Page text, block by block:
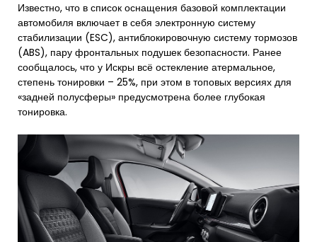
Известно, что в список оснащения базовой комплектации
автомобиля включает в себя электронную систему
стабилизации (ESC), антиблокировочную систему тормозов
(ABS), пару фронтальных подушек безопасности. Ранее
сообщалось, что у Искры всё остекление атермальное,
степень тонировки – 25%, при этом в топовых версиях для
«задней полусферы» предусмотрена более глубокая
тонировка.